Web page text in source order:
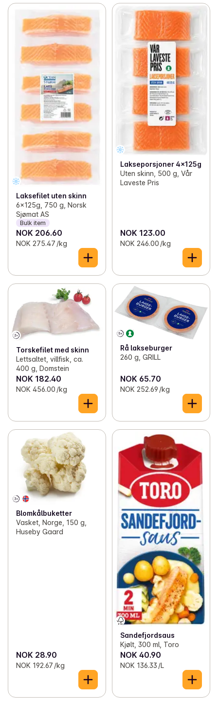
Laksefilet uten skinn
6x125g, 750 g, Norsk
Sjømat AS
Bulk item
NOK 206.60
NOK 275.47 /kg
Lakseporsjoner 4x125g
Uten skinn, 500 g, Vår
Laveste Pris
NOK 123.00
NOK 246.00 /kg
Torskefilet med skinn
Lettsaltet, villfisk, ca.
400 g, Domstein
NOK 182.40
NOK 456.00 /kg
Rå lakseburger
260 g, GRILL
NOK 65.70
NOK 252.69 /kg
Blomkålbuketter
Vasket, Norge, 150 g,
Huseby Gaard
NOK 28.90
NOK 192.67 /kg
Sandefjordsaus
Kjølt, 300 ml, Toro
NOK 40.90
NOK 136.33 /L